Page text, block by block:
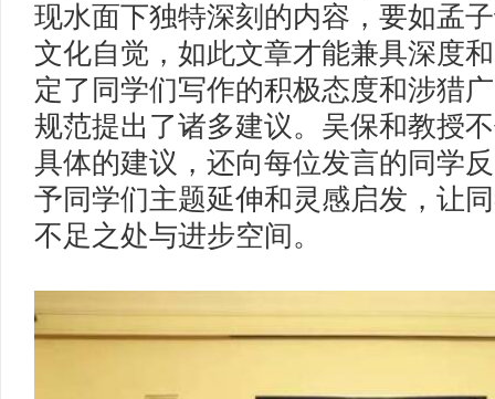
现水面下独特深刻的内容，要如孟
文化自觉，如此文章才能兼具深度
定了同学们写作的积极态度和涉猎
规范提出了诸多建议。吴保和教授
具体的建议，还向每位发言的同学
予同学们主题延伸和灵感启发，让
不足之处与进步空间。